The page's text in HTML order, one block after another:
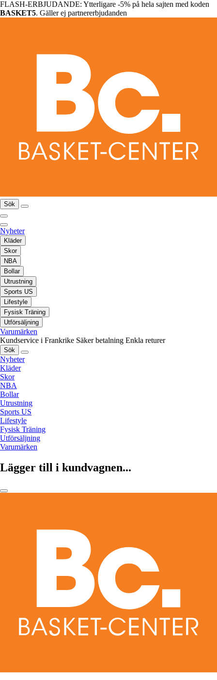
FLASH-ERBJUDANDE: Ytterligare -5% på hela sajten med koden
BASKET5. Gäller ej partnererbjudanden
Sök
Nyheter
Kläder
Skor
NBA
Bollar
Utrustning
Sports US
Lifestyle
Fysisk Träning
Utförsäljning
Varumärken
Kundservice i Frankrike Säker betalning Enkla returer
Sök
Nyheter
Kläder
Skor
NBA
Bollar
Utrustning
Sports US
Lifestyle
Fysisk Träning
Utförsäljning
Varumärken
Lägger till i kundvagnen...